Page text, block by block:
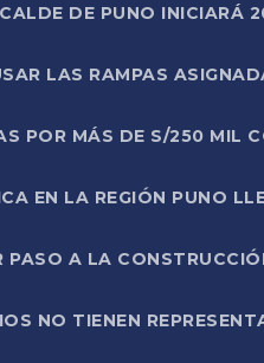
DE PUNO INICIARÁ
LAS RAMPAS
POR MÁS DE S/250 MIL
EN LA REGIÓN PUNO
A LA
NO TIENEN